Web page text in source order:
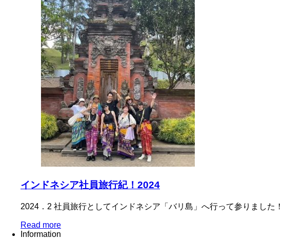
インドネシア社員旅行紀！2024
2024．2 社員旅行としてインドネシア「バリ島」へ行って参りました
Read more
Information